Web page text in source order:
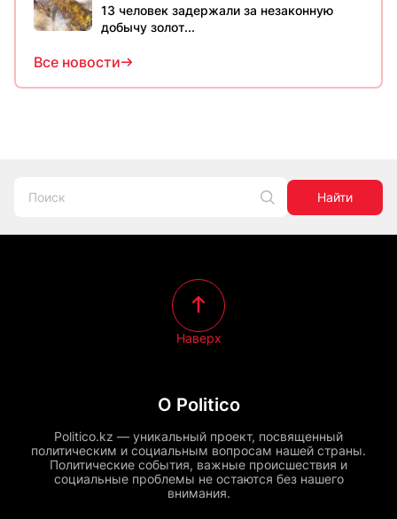
13 человек задержали за незаконную
добычу золот...
Все новости
Найти
О Politico
Politico.kz — уникальный проект, посвященный
политическим и социальным вопросам нашей страны.
Политические события, важные происшествия и
социальные проблемы не остаются без нашего
внимания.
Наверх